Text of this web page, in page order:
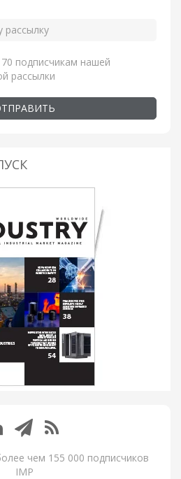
подписчикам нашей
рассылки
чем 155 000 подписчиков
IMP